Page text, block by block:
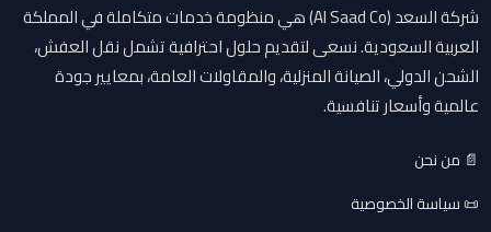
شركة السعد (Al Saad Co) هي منظومة خدمات متكاملة في المملكة
العربية السعودية. نسعى لتقديم حلول احترافية تشمل نقل العفش،
الشحن الدولي، الصيانة المنزلية، والمقاولات العامة، بمعايير جودة
عالمية وأسعار تنافسية.
📄 من نحن
📜 سياسة الخصوصية